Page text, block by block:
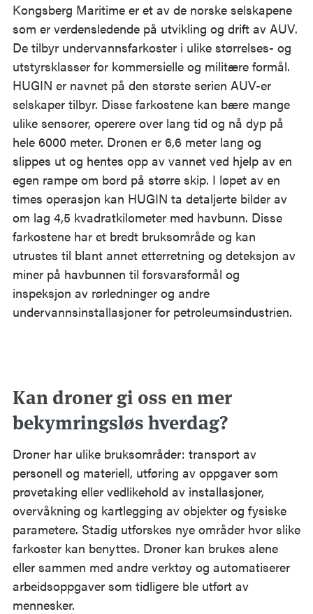
Kongsberg Maritime er et av de norske selskapene
som er verdensledende på utvikling og drift av AUV.
De tilbyr undervannsfarkoster i ulike størrelses- og
utstyrsklasser for kommersielle og militære formål.
HUGIN er navnet på den største serien AUV-er
selskaper tilbyr. Disse farkostene kan bære mange
ulike sensorer, operere over lang tid og nå dyp på
hele 6000 meter. Dronen er 6,6 meter lang og
slippes ut og hentes opp av vannet ved hjelp av en
egen rampe om bord på større skip. I løpet av en
times operasjon kan HUGIN ta detaljerte bilder av
om lag 4,5 kvadratkilometer med havbunn. Disse
farkostene har et bredt bruksområde og kan
utrustes til blant annet etterretning og deteksjon av
miner på havbunnen til forsvarsformål og
inspeksjon av rørledninger og andre
undervannsinstallasjoner for petroleumsindustrien.
Kan droner gi oss en mer
bekymringsløs hverdag?
Droner har ulike bruksområder: transport av
personell og materiell, utføring av oppgaver som
prøvetaking eller vedlikehold av installasjoner,
overvåkning og kartlegging av objekter og fysiske
parametere. Stadig utforskes nye områder hvor slike
farkoster kan benyttes. Droner kan brukes alene
eller sammen med andre verktøy og automatiserer
arbeidsoppgaver som tidligere ble utført av
mennesker.